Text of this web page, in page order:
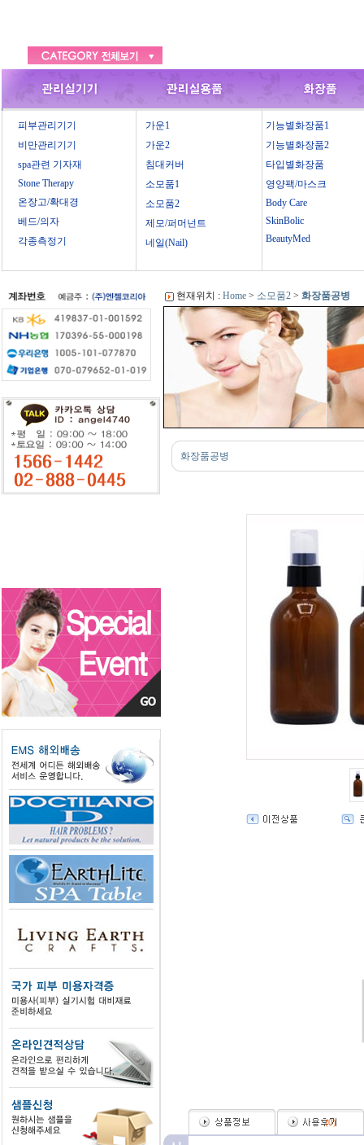
피부관리기기
비만관리기기
spa관련 기자재
Stone Therapy
온장고/확대경
베드/의자
각종측정기
가운1
가운2
침대커버
소모품1
소모품2
제모/퍼머넌트
네일(Nail)
기능별화장품1
기능별화장품2
타입별화장품
영양팩/마스크
Body Care
SkinBolic
BeautyMed
현재위치 : Home > 소모품2 > 화장품공병
화장품공병
(0)